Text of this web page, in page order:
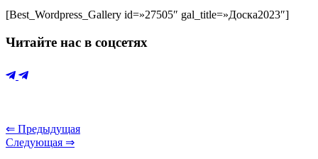
[Best_Wordpress_Gallery id=»27505″ gal_title=»Доска2023″]
Читайте нас в соцсетях
⇐ Предыдущая
Следующая ⇒